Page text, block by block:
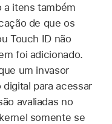
a itens também
de que os
Touch ID não
foi adicionado.
um invasor
para acessar
avaliadas no
somente se